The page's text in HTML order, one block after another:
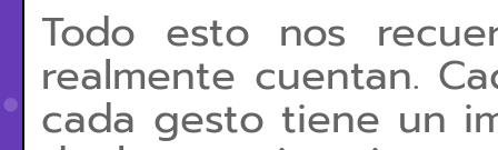
Todo esto nos
realmente cuentan.
cada gesto tiene un